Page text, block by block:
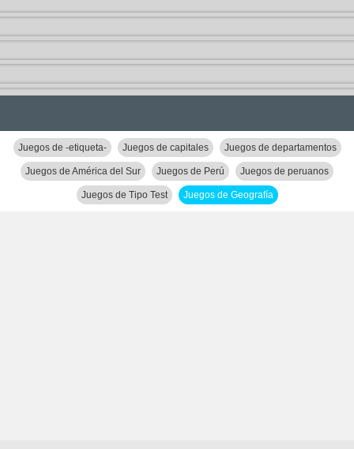
Juegos de -etiqueta- Juegos de capitales Juegos de departamentos
Juegos de América del Sur Juegos de Perú Juegos de peruanos
Juegos de Tipo Test Juegos de Geografía